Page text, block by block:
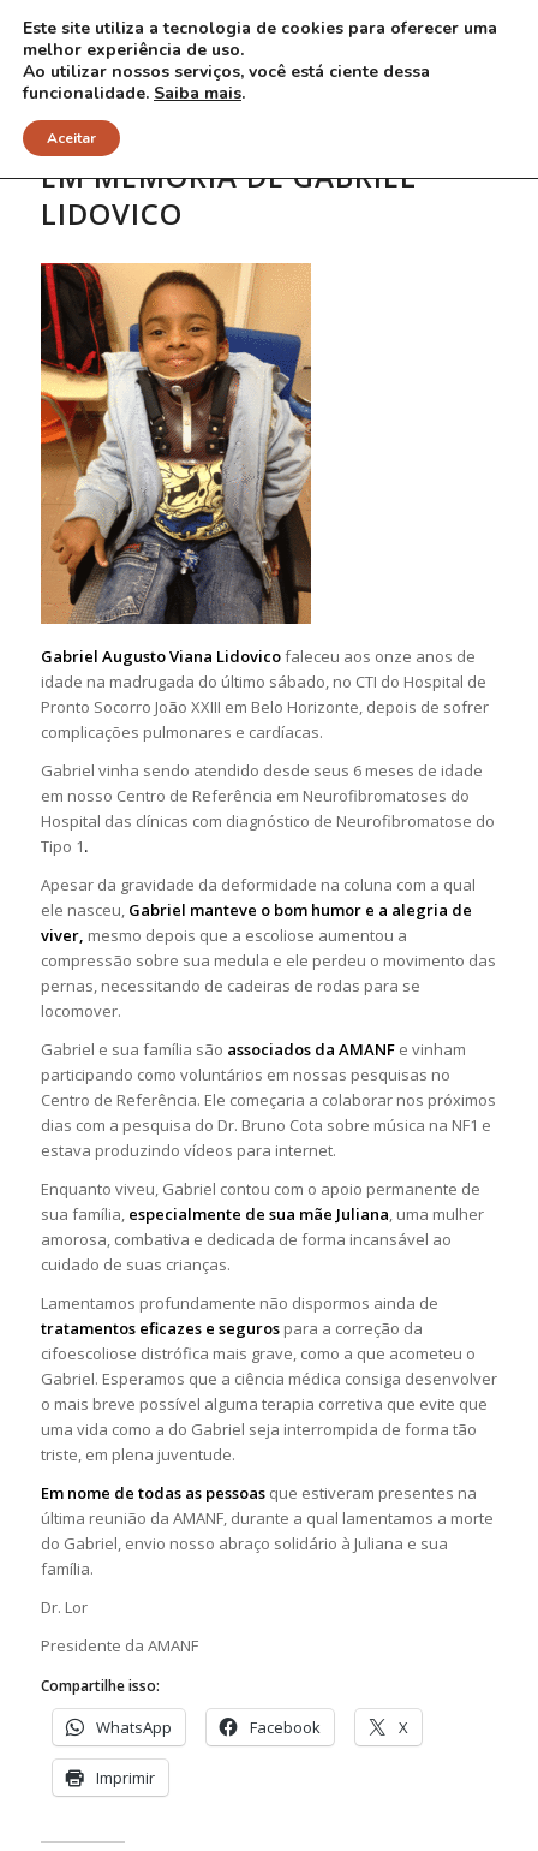
EM MEMÓRIA DE GABRIEL
LIDOVICO
Gabriel Augusto Viana Lidovicofaleceu aos onze anos de
idade na madrugada do último sábado, no CTI do Hospital de
Pronto Socorro João XXIII em Belo Horizonte, depois de sofrer
complicações pulmonares e cardíacas.
Gabriel vinha sendo atendido desde seus 6 meses de idade
em nosso Centro de Referência em Neurofibromatoses do
Hospital das clínicas com diagnóstico de Neurofibromatose do
Tipo 1.
Apesar da gravidade da deformidade na coluna com a qual
ele nasceu, Gabriel manteve o bom humor e a alegria de
viver, mesmo depois que a escoliose aumentou a
compressão sobre sua medula e ele perdeu o movimento das
pernas, necessitando de cadeiras de rodas para se
locomover.
Gabriel e sua família são associados da AMANFe vinham
participando como voluntários em nossas pesquisas no
Centro de Referência. Ele começaria a colaborar nos próximos
dias com a pesquisa do Dr. Bruno Cota sobre música na NF1 e
estava produzindo vídeos para internet.
Enquanto viveu, Gabriel contou com o apoio permanente de
sua família, especialmente de sua mãe Juliana, uma mulher
amorosa, combativa e dedicada de forma incansável ao
cuidado de suas crianças.
Lamentamos profundamente não dispormos ainda de
tratamentos eficazes e segurospara a correção da
cifoescoliose distrófica mais grave, como a que acometeu o
Gabriel. Esperamos que a ciência médica consiga desenvolver
o mais breve possível alguma terapia corretiva que evite que
uma vida como a do Gabriel seja interrompida de forma tão
triste, em plena juventude.
Em nome de todas as pessoasque estiveram presentes na
última reunião da AMANF, durante a qual lamentamos a morte
do Gabriel, envio nosso abraço solidário à Juliana e sua
família.
Dr. Lor
Presidente da AMANF
Compartilhe isso:
WhatsApp Facebook X
Imprimir
Este site utiliza a tecnologia de cookies para oferecer uma
melhor experiência de uso.
Ao utilizar nossos serviços, você está ciente dessa
funcionalidade. Saiba mais.
Aceitar